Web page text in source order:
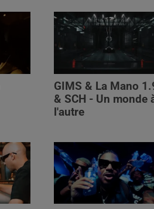
GIMS & La Mano
& SCH - Un monde
l'autre